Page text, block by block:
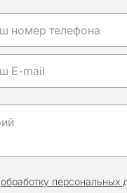
обработку персональных